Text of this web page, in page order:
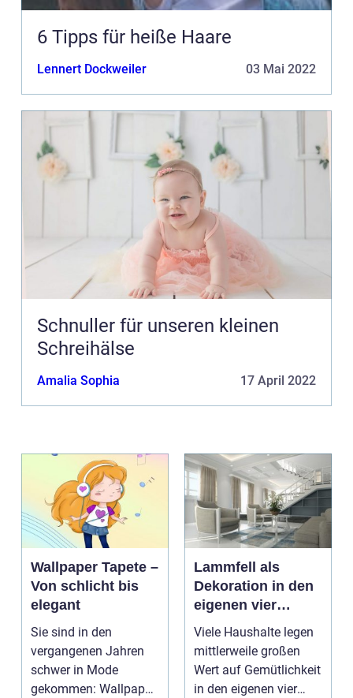
6 Tipps für heiße Haare
Lennert Dockweiler 03 Mai 2022
Schnuller für unseren kleinen
Schreihälse
Amalia Sophia 17 April 2022
Wallpaper Tapete –
Von schlicht bis
elegant
Sie sind in den
vergangenen Jahren
schwer in Mode
gekommen: Wallpaper
Lammfell als
Dekoration in den
eigenen vier
Wänden
Viele Haushalte legen
mittlerweile großen
Wert auf Gemütlichkeit
in den eigenen vier